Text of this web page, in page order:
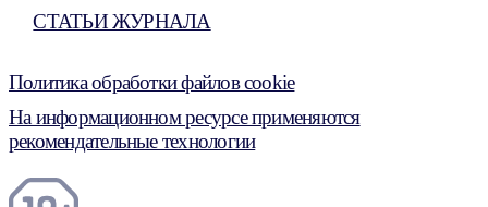
СТАТЬИ ЖУРНАЛА
Политика обработки файлов cookie
На информационном ресурсе применяются
рекомендательные технологии